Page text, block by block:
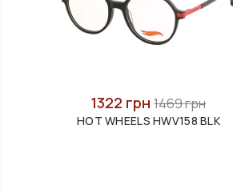
1322 грн1469 грн
HOT WHEELS HWV158 BLK